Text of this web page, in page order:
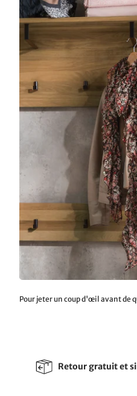
Pour jeter un coup d'œil avant
Retour gratuit et